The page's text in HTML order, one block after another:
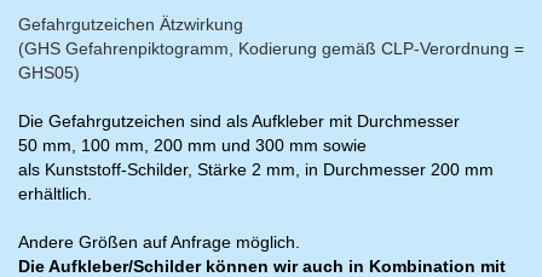
Gefahrgutzeichen Ätzwirkung
(GHS Gefahrenpiktogramm, Kodierung gemäß CLP-Verordnung =
GHS05)
Die Gefahrgutzeichen sind als Aufkleber mit Durchmesser
50 mm, 100 mm, 200 mm und 300 mm sowie
als Kunststoff-Schilder, Stärke 2 mm, in Durchmesser 200 mm
erhältlich.
Andere Größen auf Anfrage möglich.
Die Aufkleber/Schilder können wir auch in Kombination mit